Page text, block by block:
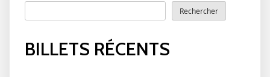
Rechercher
BILLETS RÉCENTS